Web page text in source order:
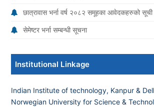
छात्रावास भर्ना वर्ष २०८२ समूहका आवेदकहरुको
सेमेष्टर भर्ना सम्बन्धी सूचना
Institutional Linkage
Indian Institute of technology, Kanpur &
Norwegian University for Science &